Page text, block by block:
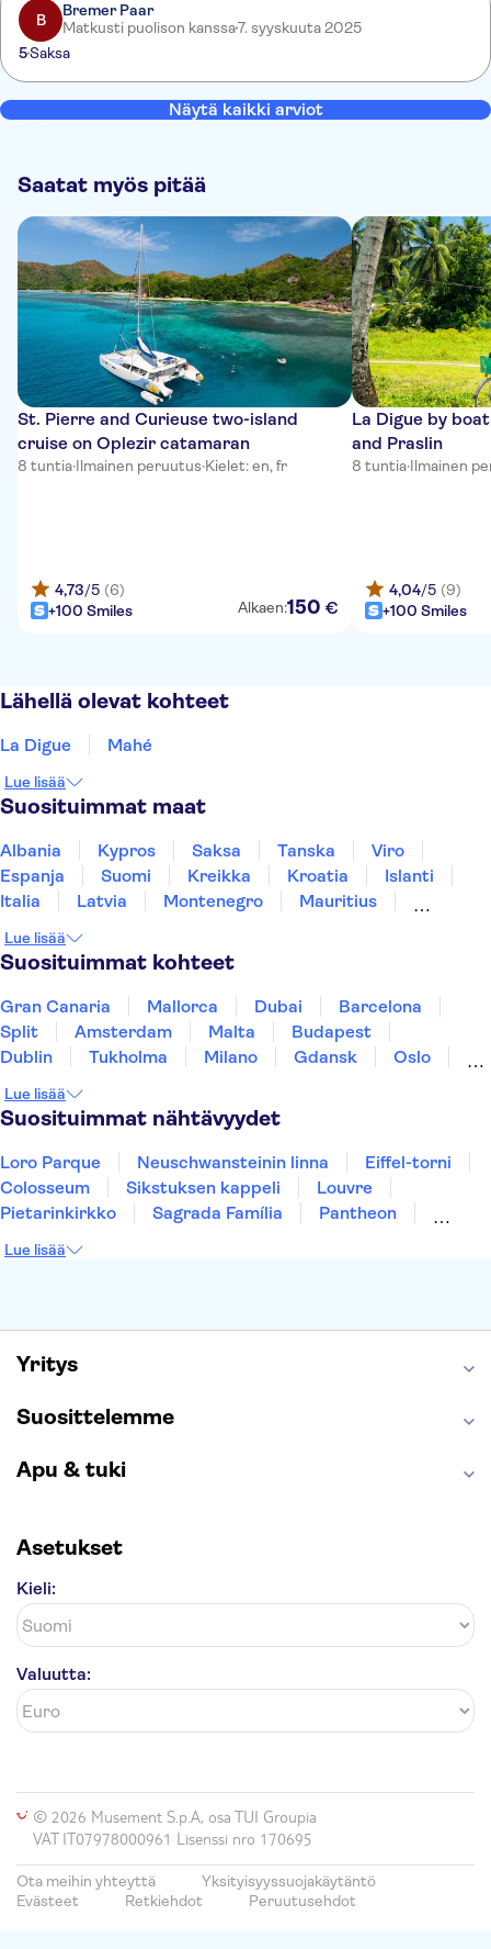
B
Bremer Paar
Matkusti puolison kanssa7. syyskuuta 2025
5Saksa
Näytä kaikki arviot
Saatat myös pitää
St. Pierre and Curieuse two-island
cruise on Oplezir catamaran
8 tuntia·Ilmainen peruutus·Kielet: en, fr
4,73/5 (6)
+100 Smiles
Alkaen:150 €
La Digue by
and Praslin
8 tuntia·Ilmainen
4,04/5 (9)
+100 Smiles
Lähellä olevat kohteet
La Digue Mahé
Lue lisää
Suosituimmat maat
Albania Kypros Saksa Tanska
Viro
Espanja
Suomi Kreikka Kroatia
Islanti
Italia
Latvia Montenegro
Mauritius
Thaimaa
Turkki
Lue lisää
Suosituimmat kohteet
Gran Canaria Mallorca Dubai
Barcelona
Split
Amsterdam Malta
Budapest
Dublin
Tukholma Milano Gdansk
Oslo
Tallinna
Ljubljana Riika
Lue lisää
Suosituimmat nähtävyydet
Loro Parque Neuschwansteinin linna
Eiffel-torni
Colosseum
Sikstuksen kappeli
Louvre
Pietarinkirkko
Sagrada Família
Pantheon
Keukenhof
Lue lisää
Yritys
Suosittelemme
Apu & tuki
Asetukset
Kieli:
Valuutta:
© 2026 Musement S.p.A, osa TUI Groupia
VAT IT07978000961 Lisenssi nro 170695
Ota meihin yhteyttä
Yksityisyyssuojakäytäntö
Evästeet
Retkiehdot Peruutusehdot